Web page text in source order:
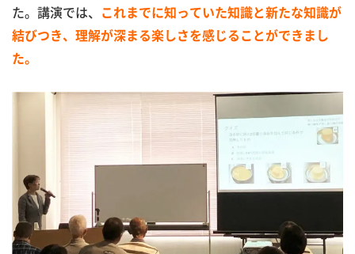
た。講演では、
これまでに知っていた知識と新たな知識が
結びつき、理解が深まる楽しさを感じることができまし
た。